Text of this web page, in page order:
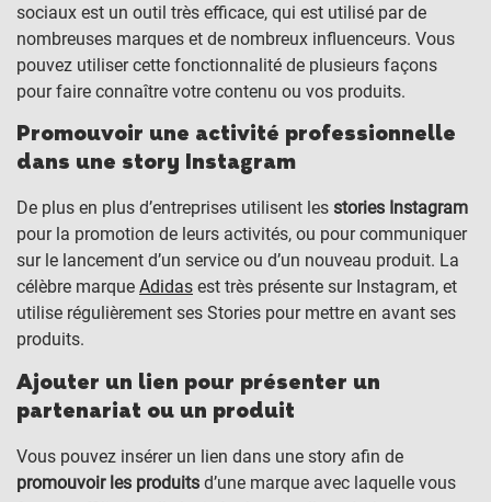
sociaux est un outil très efficace, qui est utilisé par de
nombreuses marques et de nombreux influenceurs. Vous
pouvez utiliser cette fonctionnalité de plusieurs façons
pour faire connaître votre contenu ou vos produits.
Promouvoir une activité professionnelle
dans une story Instagram
De plus en plus d’entreprises utilisent les stories Instagram
pour la promotion de leurs activités, ou pour communiquer
sur le lancement d’un service ou d’un nouveau produit. La
célèbre marque Adidas est très présente sur Instagram, et
utilise régulièrement ses Stories pour mettre en avant ses
produits.
Ajouter un lien pour présenter un
partenariat ou un produit
Vous pouvez insérer un lien dans une story afin de
promouvoir les produits d’une marque avec laquelle vous